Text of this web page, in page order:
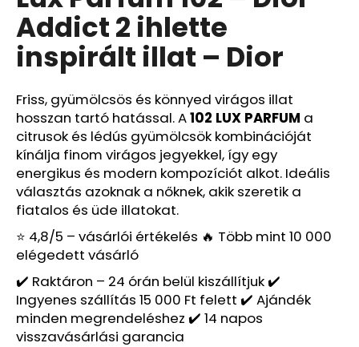
5-
ből
0,0
csillag.
Addict 2 ihlette
inspirált illat – Dior
Friss, gyümölcsös és könnyed virágos illat
hosszan tartó hatással. A102 LUX PARFUM a
citrusok és lédús gyümölcsök kombinációját
kínálja finom virágos jegyekkel, így egy
energikus és modern kompozíciót alkot. Ideális
választás azoknak a nőknek, akik szeretik a
fiatalos és üde illatokat.
⭐ 4,8/5 – vásárlói értékelés 🔥 Több mint 10 000
elégedett vásárló
✔️ Raktáron – 24 órán belül kiszállítjuk ✔️
Ingyenes szállítás 15 000 Ft felett ✔️ Ajándék
minden megrendeléshez ✔️ 14 napos
visszavásárlási garancia
A
j
n
l
j
u
k
LUX
PARFUM
509
–
INTENSE
IHLETTE
INSPIRÁLT
ILLAT